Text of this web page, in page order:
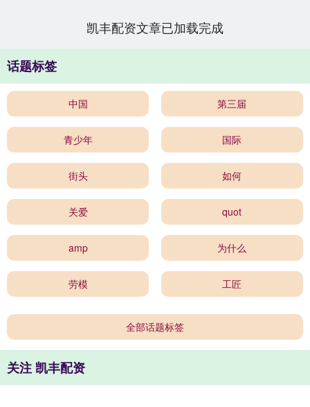
凯丰配资文章已加载完成
话题标签
中国 第三届
青少年 国际
街头 如何
关爱 quot
amp 为什么
劳模 工匠
全部话题标签
关注 凯丰配资